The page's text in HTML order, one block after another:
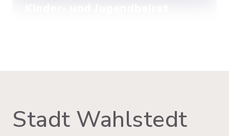
Stadt Wahlstedt